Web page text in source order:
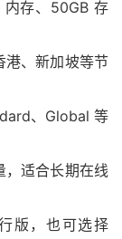
内存、50GB 存
港、新加坡等节
、Global 等
，适合长期在线
版，也可选择